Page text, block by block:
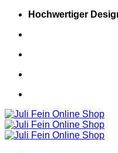
Zum
springen
Hochwertiger